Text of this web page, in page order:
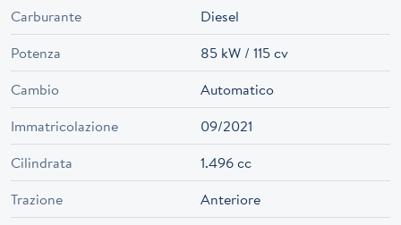
Carburante
Diesel
Potenza
85 kW / 115 cv
Cambio
Automatico
Immatricolazione
09/2021
Cilindrata
1.496 cc
Trazione
Anteriore